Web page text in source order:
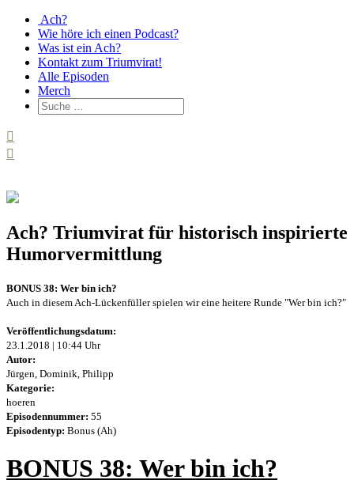
Ach?
Wie höre ich einen Podcast?
Was ist ein Ach?
Kontakt zum Triumvirat!
Alle Episoden
Merch
Ach? Triumvirat für historisch inspirierte
Humorvermittlung
BONUS 38: Wer bin ich?
Auch in diesem Ach-Lückenfüller spielen wir eine heitere Runde "Wer bin ich?"
Veröffentlichungsdatum:
23.1.2018 | 10:44 Uhr
Autor:
Jürgen, Dominik, Philipp
Kategorie:
hoeren
Episodennummer: 55
Episodentyp: Bonus (Ah)
BONUS 38: Wer bin ich?